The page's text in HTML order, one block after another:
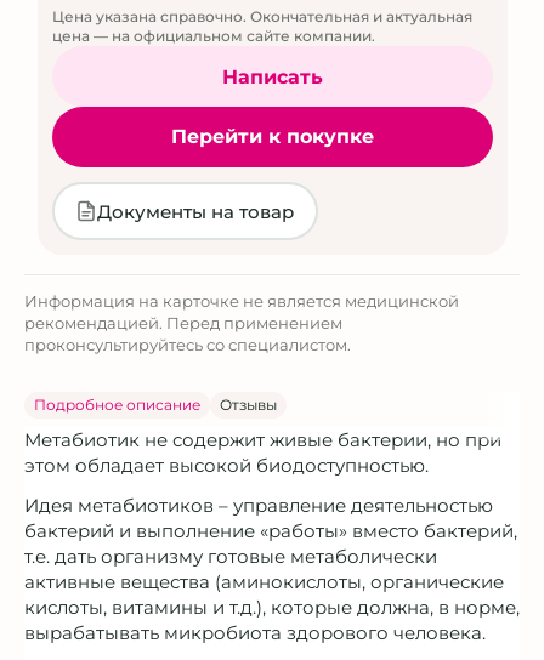
Цена указана справочно. Окончательная и актуальная
цена — на официальном сайте компании.
Написать
Перейти к покупке
Документы на товар
Информация на карточке не является медицинской
рекомендацией. Перед применением
проконсультируйтесь со специалистом.
Подробное описание Отзывы
Метабиотик не содержит живые бактерии, но при
этом обладает высокой биодоступностью.
Идея метабиотиков – управление деятельностью
бактерий и выполнение «работы» вместо бактерий,
т.е. дать организму готовые метаболически
активные вещества (аминокислоты, органические
кислоты, витамины и т.д.), которые должна, в норме,
вырабатывать микробиота здорового человека.